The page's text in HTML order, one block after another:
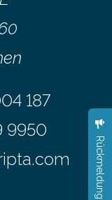
Ergebnisse
187
9950
Rückmeldung